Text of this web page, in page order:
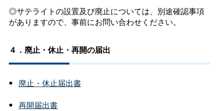
◎サテライトの設置及び廃止については、別途確認事項
がありますので、事前にお問い合わせください。
４．廃止・休止・再開の届出
廃止・休止届出書
再開届出書